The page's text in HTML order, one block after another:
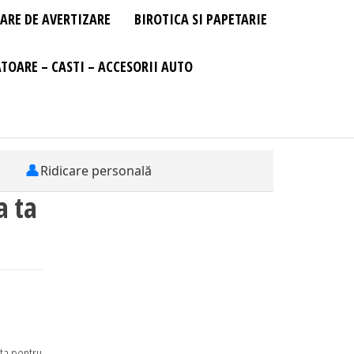
DE AVERTIZARE BIROTICA SI PAPETARIE
– CASTI – ACCESORII AUTO
👤Ridicare personală
ta